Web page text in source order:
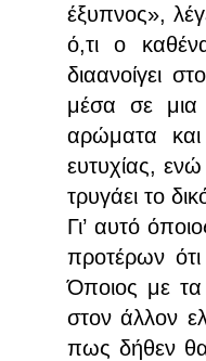
έξυπνος»,
ό,τι ο
διαανοίγει
μέσα σε μια
αρώματα
ευτυχίας, ενώ
τρυγάει το
Γι’ αυτό
προτέρων
Όποιος με τα
στον άλλον
πως δήθεν θα